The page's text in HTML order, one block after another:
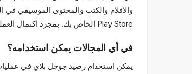
Play Store الخاص بك. بمجرد اكتمال العملية، ينعكس الرصيد على حسابك فوراً ويمكنك شراء أي محتوى تريده.
في أي المجالات يمكن استخدامه؟
يمكن استخدام رصيد جوجل بلاي في